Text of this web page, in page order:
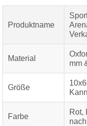
Produktname
Material
mm
Größe
Farbe
Rot,